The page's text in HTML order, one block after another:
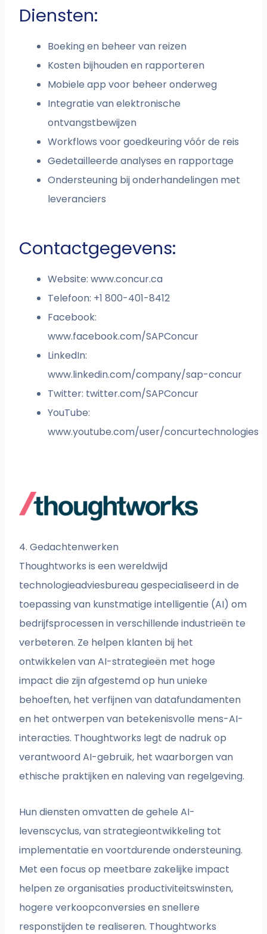
Diensten:
Boeking en beheer van reizen
Kosten bijhouden en rapporteren
Mobiele app voor beheer onderweg
Integratie van elektronische
ontvangstbewijzen
Workflows voor goedkeuring vóór de reis
Gedetailleerde analyses en rapportage
Ondersteuning bij onderhandelingen met
leveranciers
Contactgegevens:
Website: www.concur.ca
Telefoon: +1 800-401-8412
Facebook:
www.facebook.com/SAPConcur
LinkedIn:
www.linkedin.com/company/sap-concur
Twitter: twitter.com/SAPConcur
YouTube:
www.youtube.com/user/concurtechnologies
4. Gedachtenwerken
Thoughtworks is een wereldwijd
technologieadviesbureau gespecialiseerd in de
toepassing van kunstmatige intelligentie (AI) om
bedrijfsprocessen in verschillende industrieën te
verbeteren. Ze helpen klanten bij het
ontwikkelen van AI-strategieën met hoge
impact die zijn afgestemd op hun unieke
behoeften, het verfijnen van datafundamenten
en het ontwerpen van betekenisvolle mens-AI-
interacties. Thoughtworks legt de nadruk op
verantwoord AI-gebruik, het waarborgen van
ethische praktijken en naleving van regelgeving.
Hun diensten omvatten de gehele AI-
levenscyclus, van strategieontwikkeling tot
implementatie en voortdurende ondersteuning.
Met een focus op meetbare zakelijke impact
helpen ze organisaties productiviteitswinsten,
hogere verkoopconversies en snellere
responstijden te realiseren. Thoughtworks